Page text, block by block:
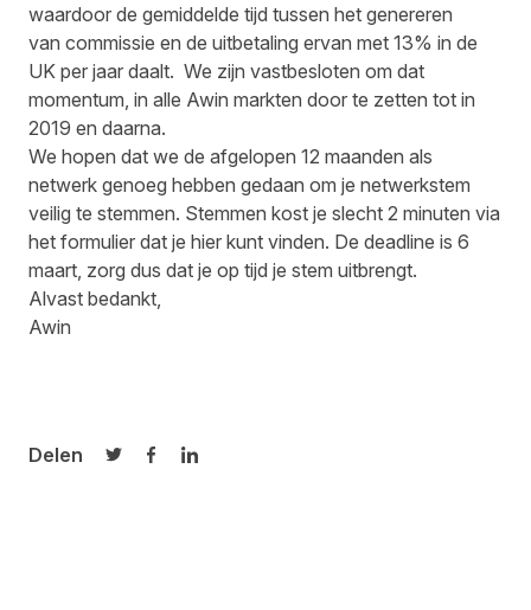
waardoor de gemiddelde tijd tussen het genereren
van commissie en de uitbetaling ervan met 13% in de
UK per jaar daalt. We zijn vastbesloten om dat
momentum, in alle Awin markten door te zetten tot in
2019 en daarna.
We hopen dat we de afgelopen 12 maanden als
netwerk genoeg hebben gedaan om je netwerkstem
veilig te stemmen. Stemmen kost je slecht 2 minuten via
het formulier dat je hier kunt vinden. De deadline is 6
maart, zorg dus dat je op tijd je stem uitbrengt.
Alvast bedankt,
Awin
Delen
Delen op Twitter
Delen op Facebook
Delen op LinkedIn